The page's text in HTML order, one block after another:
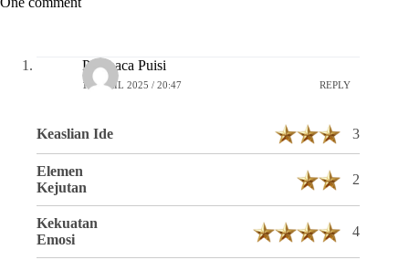
Pembaca Puisi
16 APRIL 2025 / 20:47 REPLY
Keaslian Ide 3
Elemen
Kejutan
2
Kekuatan
Emosi
4